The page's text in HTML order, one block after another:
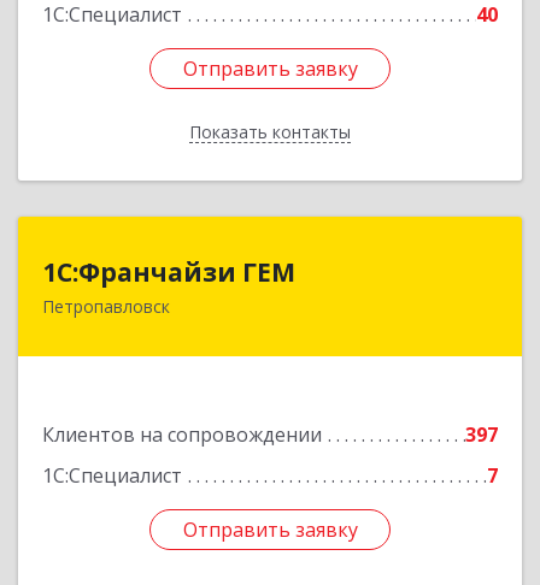
1С:Специалист
40
Отправить заявку
Показать контакты
Отправить заявку
Назад
1С:Франчайзи ГЕМ
Петропавловск
Клиентов на сопровождении
397
1С:Специалист
7
Отправить заявку
Отправить заявку